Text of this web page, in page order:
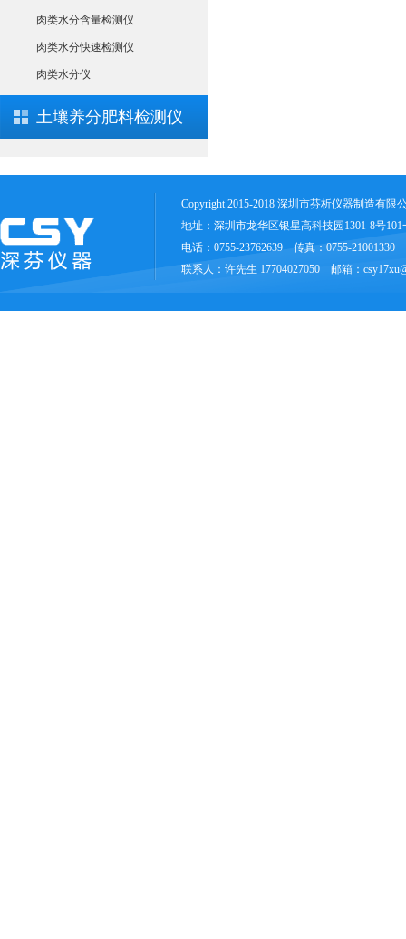
肉类水分含量检测仪
肉类水分快速检测仪
肉类水分仪
土壤养分肥料检测仪
Copyright 2015-2018 深圳市芬析仪器制造有
地址：深圳市龙华区银星高科技园1301-8号101
电话：0755-23762639 传真：0755-21001330
联系人：许先生 17704027050 邮箱：